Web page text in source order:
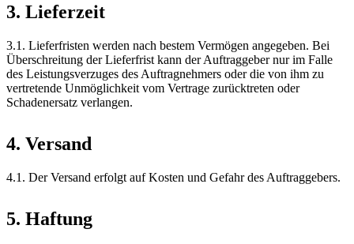
3. Lieferzeit
3.1. Lieferfristen werden nach bestem Vermögen angegeben. Bei
Überschreitung der Lieferfrist kann der Auftraggeber nur im Falle
des Leistungsverzuges des Auftragnehmers oder die von ihm zu
vertretende Unmöglichkeit vom Vertrage zurücktreten oder
Schadenersatz verlangen.
4. Versand
4.1. Der Versand erfolgt auf Kosten und Gefahr des Auftraggebers.
5. Haftung